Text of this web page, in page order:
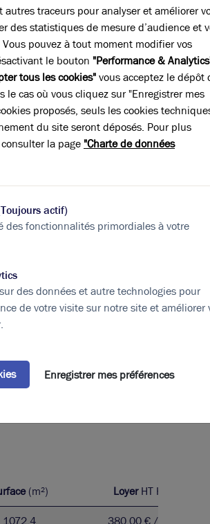
du loyer
d'avance
particulières à la
PARKINGS 2200 euros
emplacement intérieur avec
IRVE /an 2800
avec borne IRVE /an 2000
HC /emplacement
/an
(m²) LoyerHT HC
traceurs pour analyser et améliorer
des statistiques de mesure d’audience et
pouvez à tout moment modifier vos
le bouton "Performance &
tous les cookies"vous acceptez le dépôt
le cas où vous cliquez sur "Enregistrer mes
proposés, seuls les cookies
du site seront déposés. Pour plus
la page"Charte de données
actif)
des fonctionnalités primordiales à votre
des données et autre technologies pour
de votre visite sur notre site et améliorer
Enregistrer mes préférences